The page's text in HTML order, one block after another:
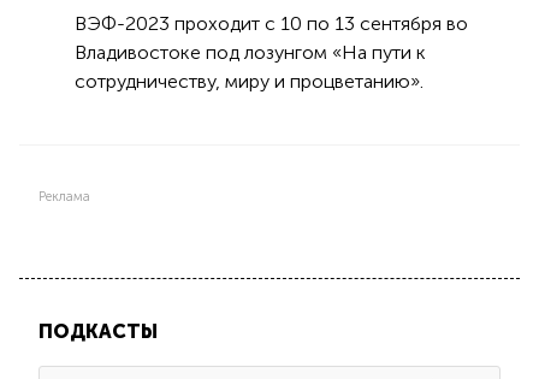
ВЭФ-2023 проходит с 10 по 13 сентября во
Владивостоке под лозунгом «На пути к
сотрудничеству, миру и процветанию».
Реклама
ПОДКАСТЫ